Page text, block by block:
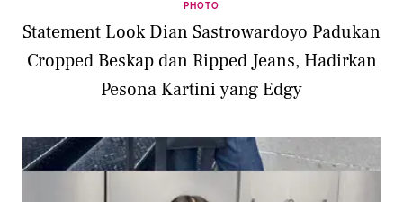
PHOTO
Statement Look Dian Sastrowardoyo Padukan
Cropped Beskap dan Ripped Jeans, Hadirkan
Pesona Kartini yang Edgy